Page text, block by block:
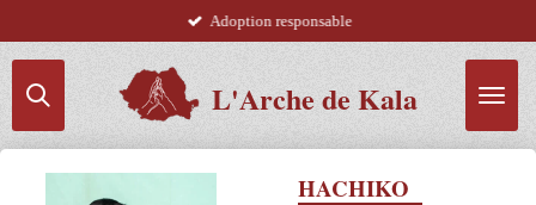
principal
L'Arche de Kala
Adoption responsable
HACHIKO